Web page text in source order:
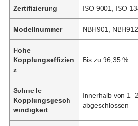
Zertifizierung ISO 9001, ISO
Modellnummer NBH901,
Hohe
Kopplungseffizien
z
Bis zu 96,35 %
Schnelle
Kopplungsgesch
windigkeit
Innerhalb von
abgeschlossen